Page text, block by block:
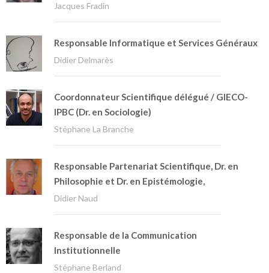
Jacques Fradin
Responsable Informatique et Services Généraux
Didier Delmarès
Coordonnateur Scientifique délégué / GIECO-
IPBC (Dr. en Sociologie)
Stéphane La Branche
Responsable Partenariat Scientifique, Dr. en
Philosophie et Dr. en Epistémologie,
Didier Naud
Responsable de la Communication
Institutionnelle
Stéphane Berland